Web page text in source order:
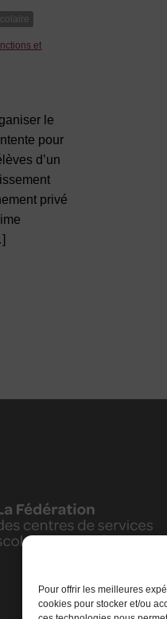
Pour offrir les meilleures
cookies pour stocker et/ou
et
le
pour
d’un
privé